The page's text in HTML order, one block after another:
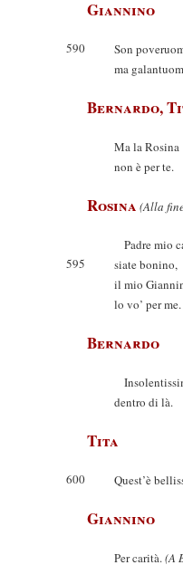
Giannino
590
Son
ma
Bernardo,
Ma la Rosina
non è per te.
Rosina (Alla
Padre mio
595
siate bonino,
il mio
lo vo’ per me.
Bernardo
dentro di là.
Tita
600 Quest’è
Giannino
Per carità.(A